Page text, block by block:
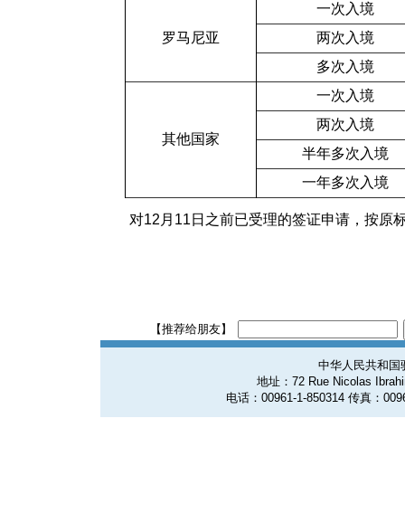
罗马尼亚
一次入境
两次入境
多次入境
其他国家
一次入境
两次入境
半年多次入境
一年多次入境
对12月11日之前已受理的签证申请，按原
【推荐给朋友】
中华人民共和国
地址：72 Rue Nicolas
电话：00961-1-850314 传真：